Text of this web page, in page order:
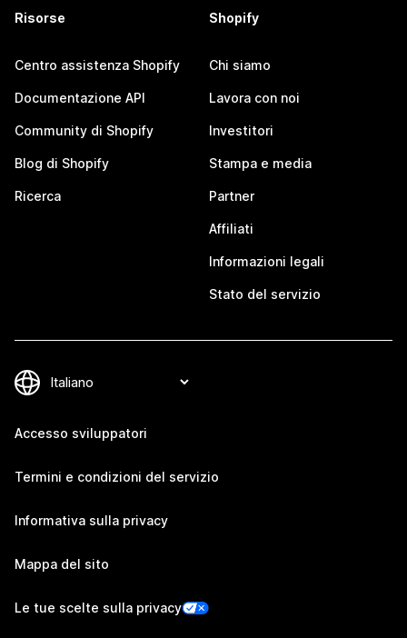
Risorse
Centro assistenza Shopify
Documentazione API
Community di Shopify
Blog di Shopify
Ricerca
Shopify
Chi siamo
Lavora con noi
Investitori
Stampa e media
Partner
Affiliati
Informazioni legali
Stato del servizio
Accesso sviluppatori
Termini e condizioni del servizio
Informativa sulla privacy
Mappa del sito
Le tue scelte sulla privacy